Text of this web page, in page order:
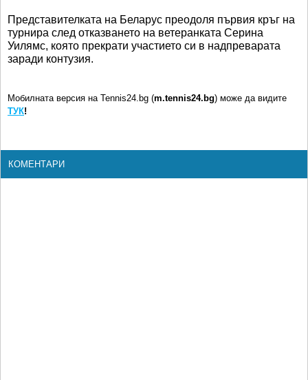
Представителката на Беларус преодоля първия кръг на
турнира след отказването на ветеранката Серина
Уилямс, която прекрати участието си в надпреварата
заради контузия.
Мобилната версия на Tennis24.bg (m.tennis24.bg) може да видите
ТУК!
КОМЕНТАРИ